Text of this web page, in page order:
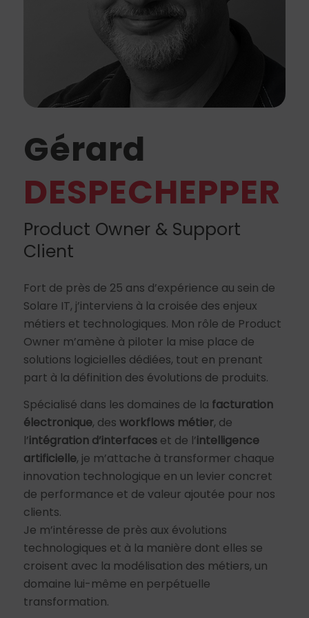
Gérard
DESPECHEPPER
Product Owner & Support
Client
Fort de près de 25 ans d’expérience au sein de
Solare IT, j’interviens à la croisée des enjeux
métiers et technologiques. Mon rôle de Product
Owner m’amène à piloter la mise place de
solutions logicielles dédiées, tout en prenant
part à la définition des évolutions de produits.
Spécialisé dans les domaines de la facturation
électronique, des workflows métier, de
l’intégration d’interfaceset de l’intelligence
artificielle, je m’attache à transformer chaque
innovation technologique en un levier concret
de performance et de valeur ajoutée pour nos
clients.
Je m’intéresse de près aux évolutions
technologiques et à la manière dont elles se
croisent avec la modélisation des métiers, un
domaine lui-même en perpétuelle
transformation.